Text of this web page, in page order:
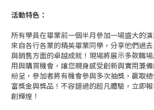
活動特色：
所有學員在畢業前一個半月參加一場盛大的
來自各行各業的精英畢業同學，分享他們過
與銷售方面的卓越成就！現場將展示多款職
用與購買機會，讓您親身感受創新與實用兼
紛呈，參加者將有機會參與多次抽獎，贏取
富獎金與獎品！不容錯過的超凡體驗，立即
創輝煌！